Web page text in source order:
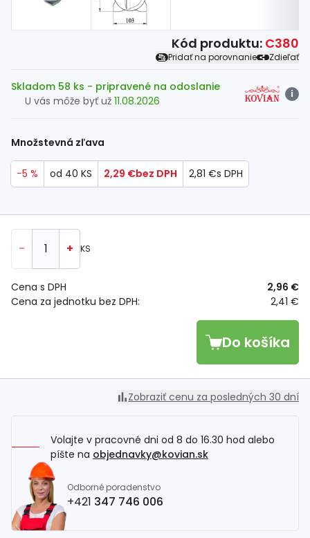
Kód produktu: C380
Pridať na porovnanie Zdieľať
Skladom 58 ks - pripravené na odoslanie
U vás môže byť už 11.08.2026
i
Množstevná zľava
−5 % od 40 KS 2,29 €bez DPH 2,81 €s DPH
- + KS
Cena za jednotku bez DPH: 2,41 €
Cena s DPH 2,96 €
Do košíka
Zobraziť cenu za posledných 30 dní
Volajte v pracovné dni od 8 do 16.30 hod alebo
píšte na objednavky@kovian.sk
Odborné poradenstvo
+421 347 746 006